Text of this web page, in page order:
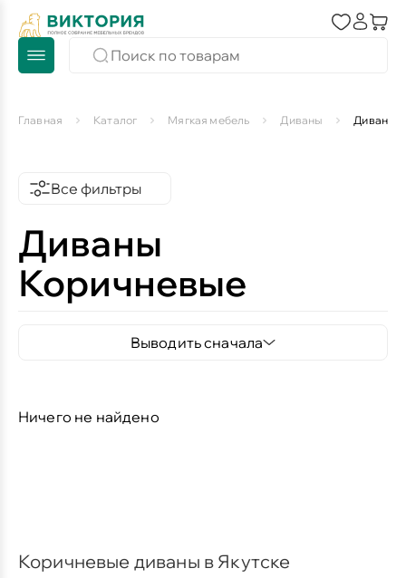
Главная Каталог Мягкая мебель Диваны Диваны
Все фильтры
Диваны
Коричневые
Выводить сначала
Ничего не найдено
Коричневые диваны в Якутске